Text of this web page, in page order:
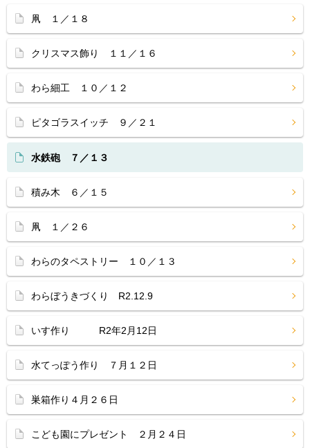
凧 １／１８
クリスマス飾り １１／１６
わら細工 １０／１２
ピタゴラスイッチ ９／２１
水鉄砲 ７／１３
積み木 ６／１５
凧 １／２６
わらのタペストリー １０／１３
わらぼうきづくり R2.12.9
いす作り R2年2月12日
水てっぽう作り ７月１２日
巣箱作り４月２６日
こども園にプレゼント ２月２４日